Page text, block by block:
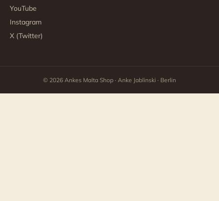
YouTube
Instagram
X (Twitter)
© 2026 Ankes Malta Shop · Anke Jablinski · Berlin